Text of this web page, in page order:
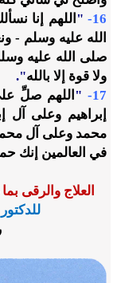
16-
" اللهم إنا
الله عليه وسلم -
صلى الله عليه
ولا قوة إلا بالله".
17-
" اللهم صلِّ
إبراهيم وعلى آل
محمد وعلى آل
في العالمين إنك
العلاج والرقى